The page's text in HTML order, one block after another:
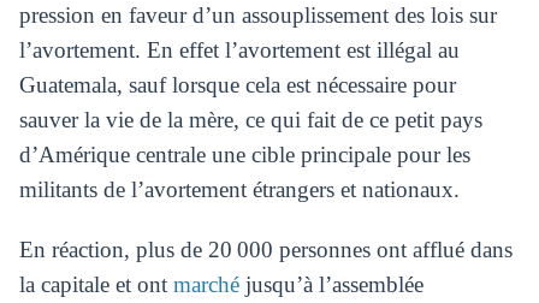
pression en faveur d’un assouplissement des lois sur
l’avortement. En effet l’avortement est illégal au
Guatemala, sauf lorsque cela est nécessaire pour
sauver la vie de la mère, ce qui fait de ce petit pays
d’Amérique centrale une cible principale pour les
militants de l’avortement étrangers et nationaux.
En réaction, plus de 20 000 personnes ont afflué dans
la capitale et ont marchéjusqu’à l’assemblée